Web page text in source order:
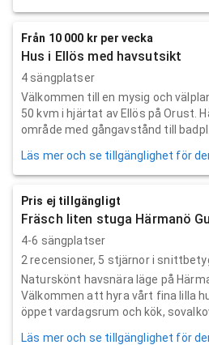
Från 10 000 kr per vecka
Hus i Ellös med havsutsikt
4 sängplatser
Välkommen till en mysig och
50 kvm i hjärtat av Ellös på Orust.
område med gångavstånd till badpl...
Läs mer och se tillgänglighet för
Pris ej tillgängligt
Fräsch liten stuga Härmanö
4-6 sängplatser
2 recensioner, 5 stjärnor i
Naturskönt havsnära läge på
Välkommen att hyra vårt fina lilla
öppet vardagsrum och kök,
Läs mer och se tillgänglighet för